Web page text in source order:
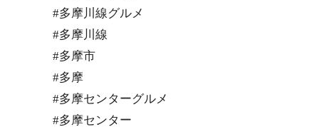
#多摩川線グルメ
#多摩川線
#多摩市
#多摩
#多摩センターグルメ
#多摩センター